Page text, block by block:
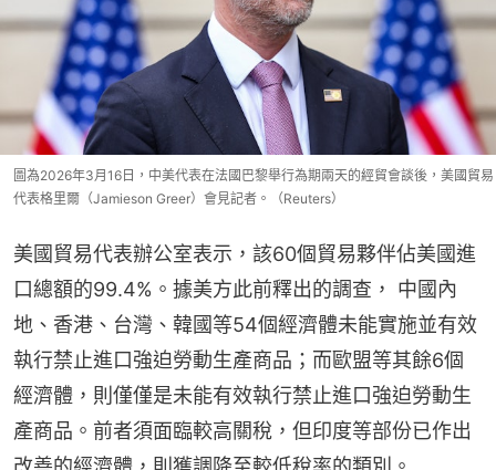
圖為2026年3月16日，中美代表在法國巴黎舉行為期兩天的經貿會談後，美國貿易
代表格里爾（Jamieson Greer）會見記者。（Reuters）
美國貿易代表辦公室表示，該60個貿易夥伴佔美國進
口總額的99.4%。據美方此前釋出的調查， 中國內
地、香港、台灣、韓國等54個經濟體未能實施並有效
執行禁止進口強迫勞動生產商品；而歐盟等其餘6個
經濟體，則僅僅是未能有效執行禁止進口強迫勞動生
產商品。前者須面臨較高關稅，但印度等部份已作出